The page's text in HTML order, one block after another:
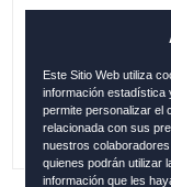
B.
24.95€
Este Sitio Web utiliza
información estadística
permite personalizar el
relacionada con sus
nuestros
quienes podrán utilizar
información que les